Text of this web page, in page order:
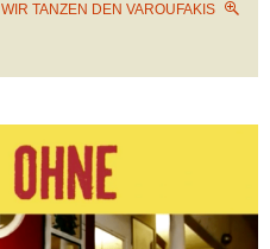
WIR TANZEN DEN VAROUFAKIS